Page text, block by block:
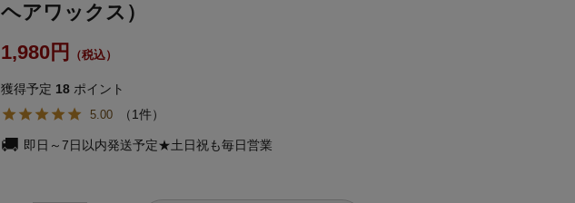
ヘアワックス）
1,980
獲得予定 18 ポイント
5.00 1
即日～7日以内発送予定★土日祝も毎日営業